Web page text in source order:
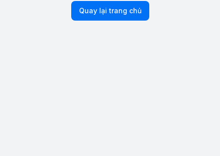
Quay lại trang chủ